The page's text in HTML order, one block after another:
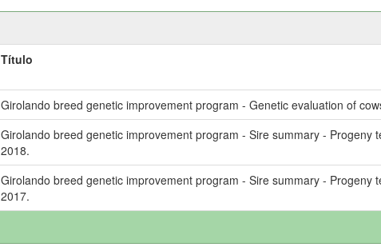
Título
Girolando breed genetic improvement program - Genetic evaluation of
Girolando breed genetic improvement program - Sire summary - Progeny
2018.
Girolando breed genetic improvement program - Sire summary - Progeny
2017.